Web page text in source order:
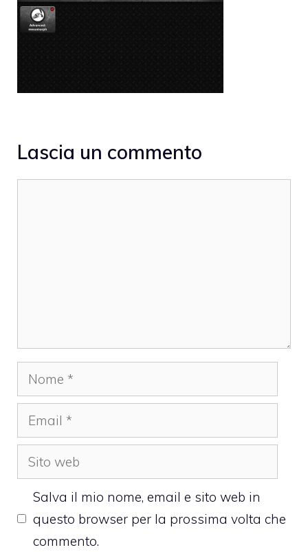
Lascia un commento
Nome
Email
Sito
web
Salva il mio nome, email e sito web in
questo browser per la prossima volta che
commento.